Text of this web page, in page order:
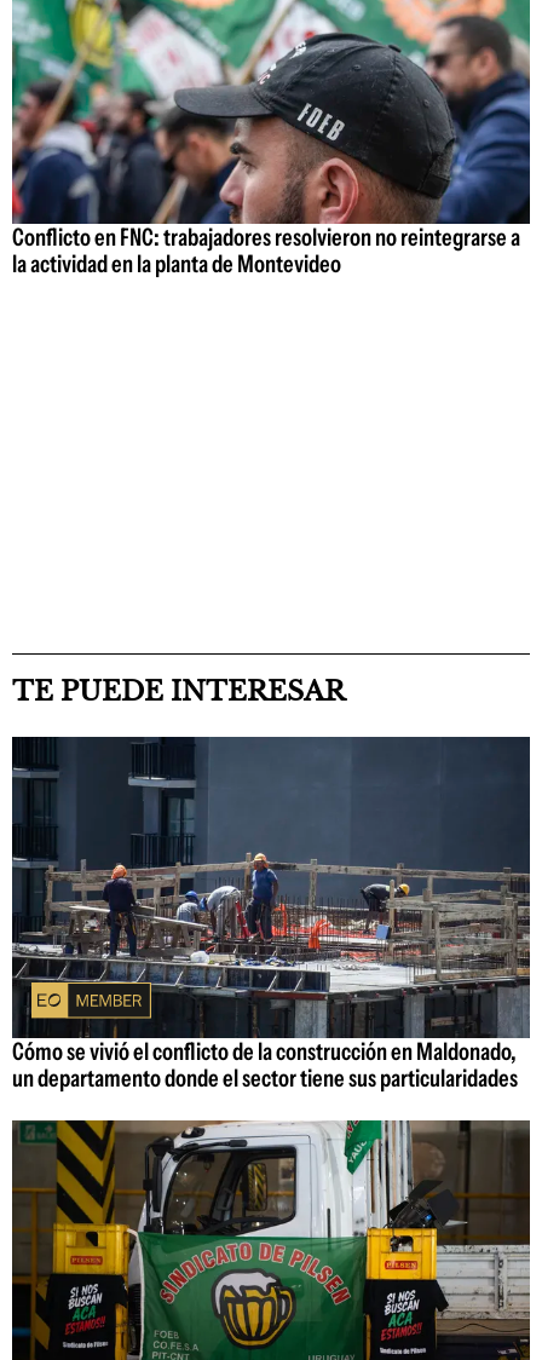
Conflicto en FNC: trabajadores resolvieron no reintegrarse a
la actividad en la planta de Montevideo
TE PUEDE INTERESAR
Cómo se vivió el conflicto de la construcción en Maldonado,
un departamento donde el sector tiene sus particularidades